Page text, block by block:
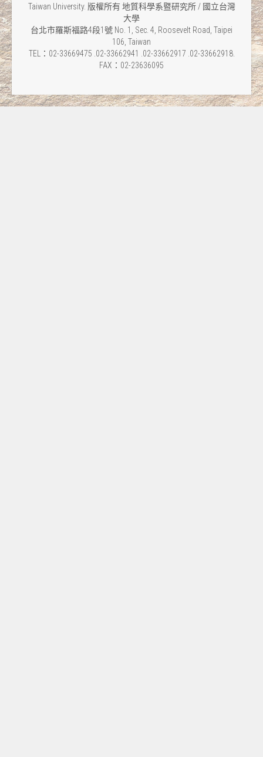
Taiwan University. 版權所有 地質科學系暨研究所 / 國立台灣
大學
台北市羅斯福路4段1號 No. 1, Sec. 4, Roosevelt Road, Taipei
106, Taiwan
TEL：02-33669475 .02-33662941 .02-33662917 .02-33662918.
FAX：02-23636095